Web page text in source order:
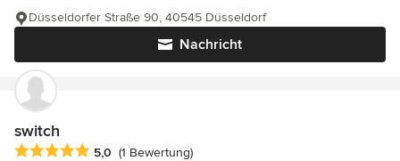
Nachricht
Düsseldorfer Straße 90, 40545 Düsseldorf
switch
Durchschnittliche Bewertung: 5 von 5 Sternen
5,0 (1 Bewertung)